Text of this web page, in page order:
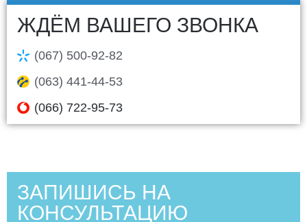
ЖДЁМ ВАШЕГО ЗВОНКА
(067) 500-92-82
(063) 441-44-53
(066) 722-95-73
ЗАПИШИСЬ НА
КОНСУЛЬТАЦИЮ